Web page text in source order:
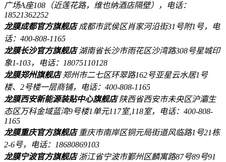
广场A座108（近莲花路，维也纳酒店隔壁），电话：
18521362252
龙膜成都官方旗舰店成都市武侯区肖家河沿街31号附1号，电
话：400-808-1165
龙膜长沙官方旗舰店湖南省长沙市雨花区沙湾路308号星城印
象1-103，电话：18075110128
龙膜郑州旗舰店郑州市二七区环翠路162号亚星云水居1号
楼、2号楼一层商铺，电话：400-808-1165
龙膜西安新能源装贴中心旗舰店陕西省西安市未央区沪灞生
态区万科金域蓝湾9号楼1单元117室,118室，电话：400-808-
1165
龙膜重庆官方旗舰店重庆市南岸区铜元局街道风临路1号21栋
2-6号，电话：18680869103
龙膜宁波官方旗舰店浙江省宁波市鄞州区麟寓路87号89号91